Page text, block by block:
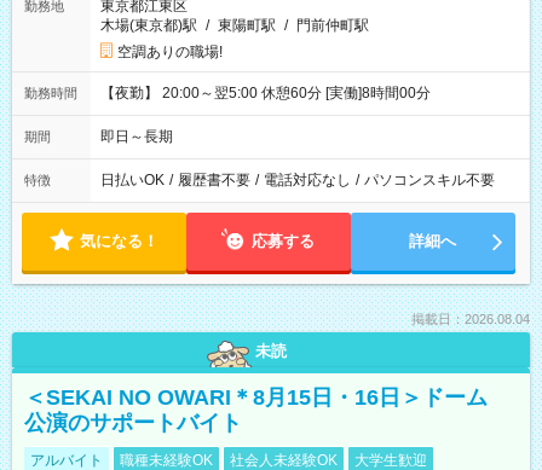
勤務地
東京都江東区
木場(東京都)駅 / 東陽町駅 / 門前仲町駅
空調ありの職場!
勤務時間 【夜勤】 20:00～翌5:00 休憩60分 [実働]8時間00分
期間 即日～長期
特徴 日払いOK / 履歴書不要 / 電話対応なし / パソコンスキル不要
気になる！ 応募する 詳細へ
掲載日：2026.08.04
未読
＜SEKAI NO OWARI＊8月15日・16日＞ドーム
公演のサポートバイト
アルバイト 職種未経験OK 社会人未経験OK
大学生歓迎